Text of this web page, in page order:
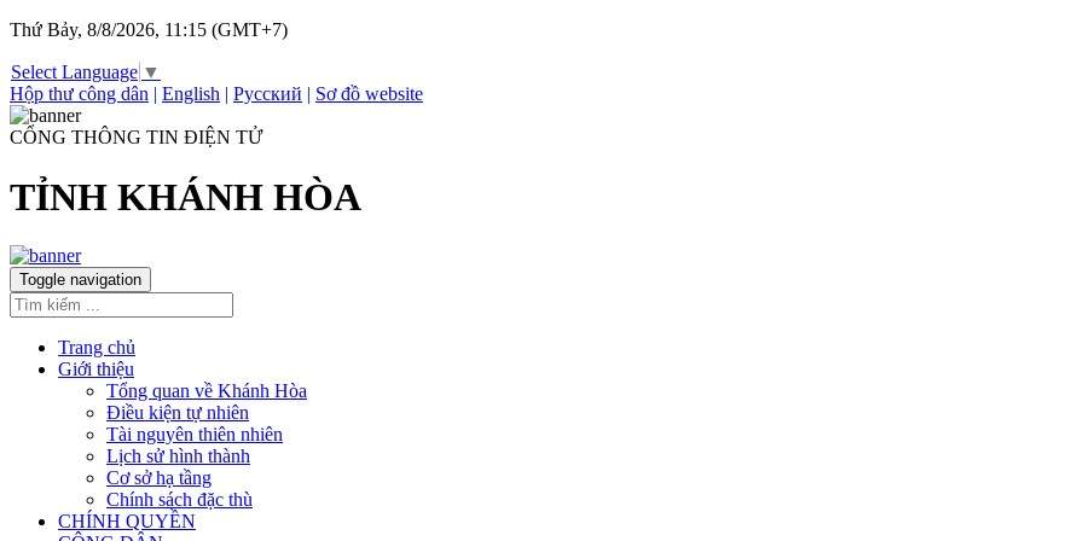
Thứ Bảy, 8/8/2026, 11:15 (GMT+7)
Select Language ▼
Hộp thư công dân | English | Русский | Sơ đồ website
CỔNG THÔNG TIN ĐIỆN TỬ
TỈNH KHÁNH HÒA
Toggle navigation
Trang chủ
Giới thiệu
Tổng quan về Khánh Hòa
Điều kiện tự nhiên
Tài nguyên thiên nhiên
Lịch sử hình thành
Cơ sở hạ tầng
Chính sách đặc thù
CHÍNH QUYỀN